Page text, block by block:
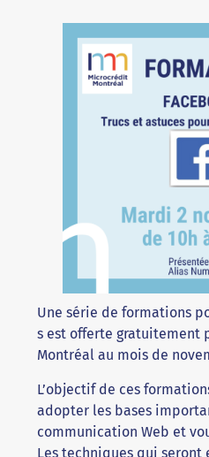
Une série de formations
s est offerte gratuitement
Montréal au mois de
L’objectif de ces
adopter les bases
communication Web et
Les techniques qui seront